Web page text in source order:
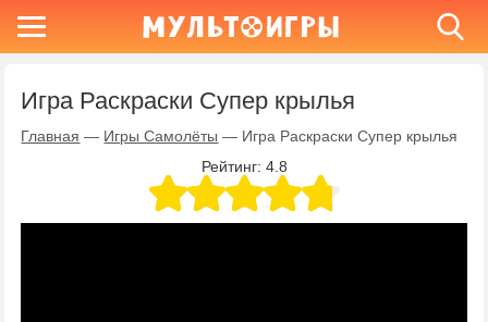
Игра Раскраски Супер крылья
Главная — Игры Самолёты — Игра Раскраски Супер крылья
Рейтинг: 4.8